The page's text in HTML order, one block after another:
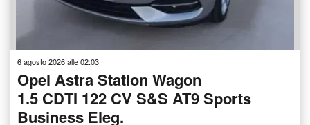
6 agosto 2026 alle 02:03
Opel Astra Station Wagon
1.5 CDTI 122 CV S&S AT9 Sports
Business Eleg.